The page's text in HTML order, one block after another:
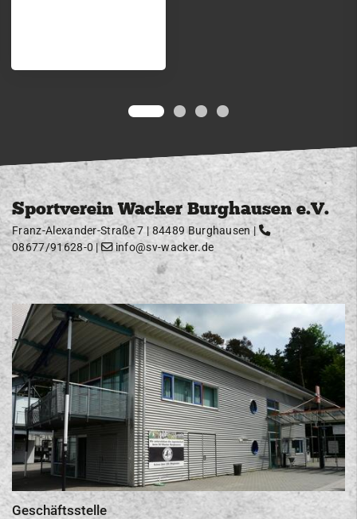
Sportverein Wacker Burghausen e.V.
Franz-Alexander-Straße 7 | 84489 Burghausen |
08677/91628-0 | info@sv-wacker.de
Geschäftsstelle